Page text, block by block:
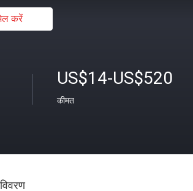
करें
US$14-US$520
कीमत